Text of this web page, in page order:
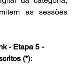
as sessões
- Etapa 5 -
(*):